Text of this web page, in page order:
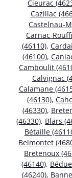
Cieurac
Cazillac
Castelnau-
Carnac-
(46110),
(46100),
Camboulit
Calvignac
Calamane
(46130),
(46330),
(46330), Blars
Bétaille
Belmontet
Bretenoux
(46140),
(46240),